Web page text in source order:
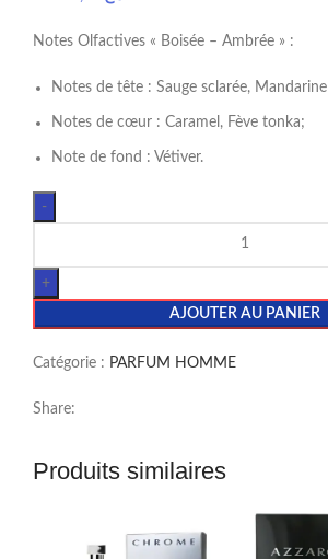
Notes Olfactives « Boisée – Ambrée » :
Notes de tête : Sauge sclarée, Mandarine
Notes de cœur : Caramel, Fève tonka;
Note de fond : Vétiver.
AJOUTER AU PANIER
Catégorie : PARFUM HOMME
Share:
Produits similaires